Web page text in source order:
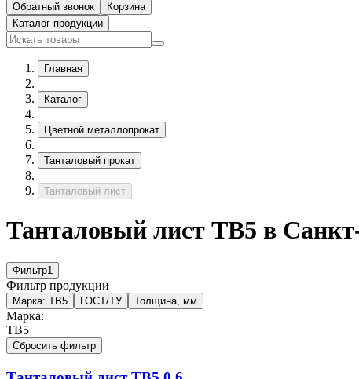
Обратный звонок
Корзина
Каталог продукции
Главная
Каталог
Цветной металлопрокат
Танталовый прокат
Танталовый лист
Танталовый лист ТВ5 в
Фильтр1
Фильтр продукции
Марка: ТВ5 ГОСТ/ТУ Толщина, мм
Марка:
ТВ5
Сбросить фильтр